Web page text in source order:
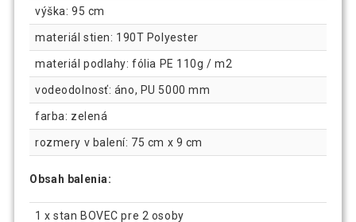
výška: 95 cm
materiál stien: 190T Polyester
materiál podlahy: fólia PE 110g / m2
vodeodolnosť: áno, PU 5000 mm
farba: zelená
rozmery v balení: 75 cm x 9 cm
Obsah balenia:
1 x stan BOVEC pre 2 osoby